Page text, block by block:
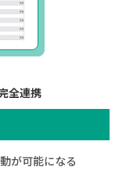
全連携
が可能になる